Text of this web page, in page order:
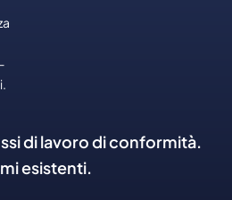
di lavoro di conformità.
esistenti.